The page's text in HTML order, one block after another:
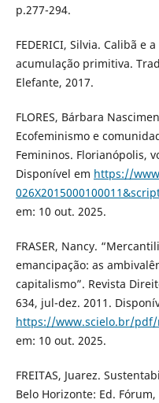
p.277-294.
FEDERICI, Silvia. Calibã e
acumulação primitiva.
Elefante, 2017.
FLORES, Bárbara
Ecofeminismo e
Femininos. Florianópolis,
Disponível em https://
em: 10 out. 2025.
FRASER, Nancy.
emancipação: as
capitalismo”. Revista
634, jul-dez. 2011.
https://www.scielo.br/
em: 10 out. 2025.
FREITAS, Juarez.
Belo Horizonte: Ed. Fórum,